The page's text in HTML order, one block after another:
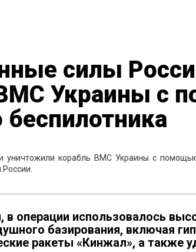
силы
Украины с
беспилотника
уничтожили корабль ВМС Украины с
в операции использовалось
базирования, включая
ракеты «Кинжал», а также